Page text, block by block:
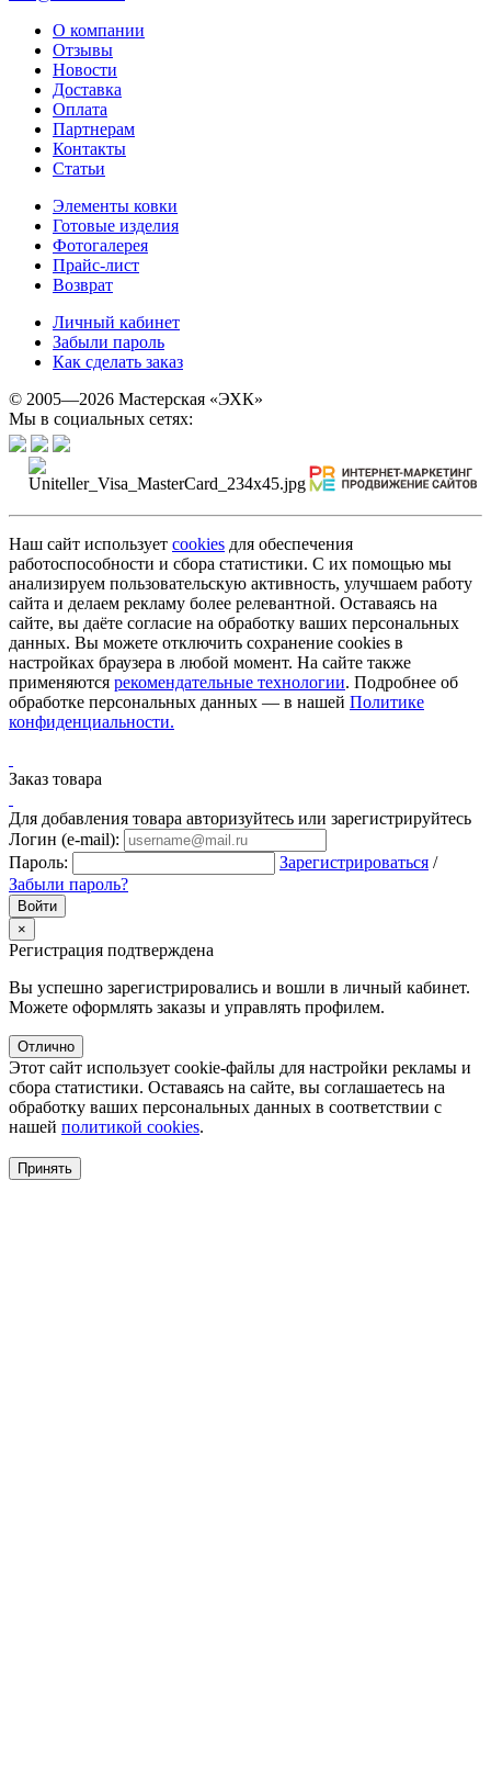
О компании
Отзывы
Новости
Доставка
Оплата
Партнерам
Контакты
Статьи
Элементы ковки
Готовые изделия
Фотогалерея
Прайс-лист
Возврат
Личный кабинет
Забыли пароль
Как сделать заказ
© 2005—2026 Мастерская «ЭХК»
Мы в социальных сетях:
Наш сайт использует cookies для обеспечения
работоспособности и сбора статистики. С их помощью мы
анализируем пользовательскую активность, улучшаем работу
сайта и делаем рекламу более релевантной. Оставаясь на
сайте, вы даёте согласие на обработку ваших персональных
данных. Вы можете отключить сохранение cookies в
настройках браузера в любой момент. На сайте также
применяются рекомендательные технологии. Подробнее об
обработке персональных данных — в нашей Политике
конфиденциальности.
Заказ товара
Для добавления товара авторизуйтесь или зарегистрируйтесь
Логин (e-mail):
Пароль:
Зарегистрироваться /
Забыли пароль?
×
Регистрация подтверждена
Вы успешно зарегистрировались и вошли в личный кабинет.
Можете оформлять заказы и управлять профилем.
Отлично
Этот сайт использует cookie-файлы для настройки рекламы и
сбора статистики. Оставаясь на сайте, вы соглашаетесь на
обработку ваших персональных данных в соответствии с
нашей политикой cookies.
Принять